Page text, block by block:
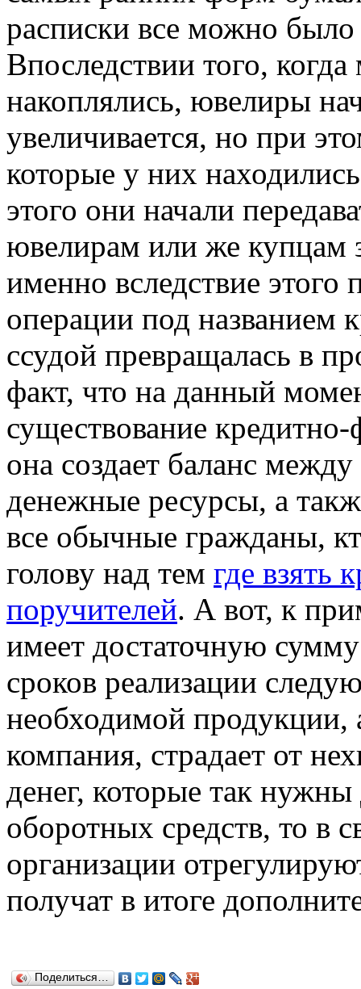
расписки все можно было
Впоследствии того,
накоплялись, ювелиры
увеличивается, но при
которые у них
этого они начали
ювелирам или же купцам
именно вследствие
операции под названием
ссудой превращалась в
факт, что на данный
существование
она создает баланс
денежные ресурсы, а
все обычные гражданы,
голову над тем где взять
поручителей. А вот, к
имеет достаточную
сроков реализации
необходимой продукции,
компания, страдает от
денег, которые так
оборотных средств, то в
организации
получат в итоге
Поделиться…